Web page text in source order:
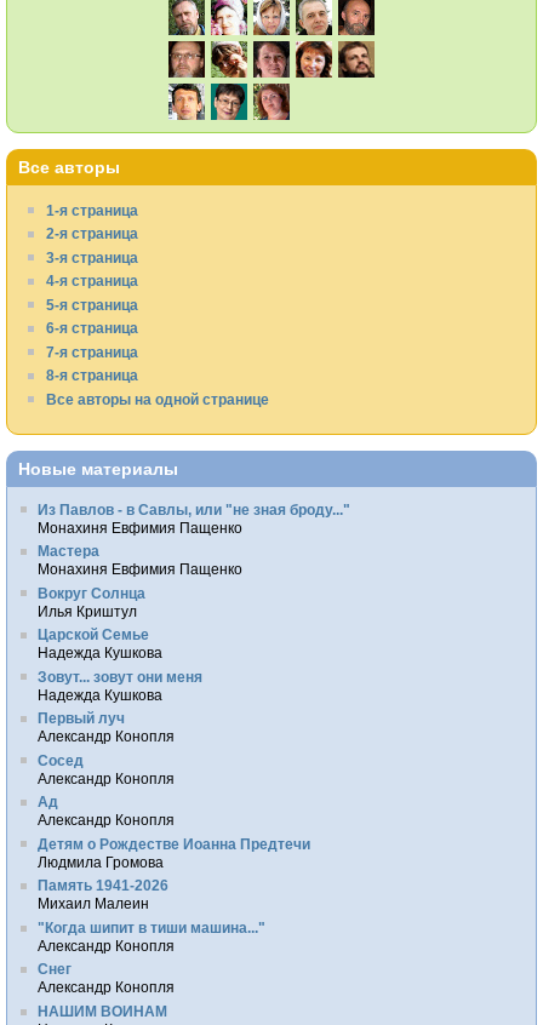
Все авторы
1-я страница
2-я страница
3-я страница
4-я страница
5-я страница
6-я страница
7-я страница
8-я страница
Все авторы на одной странице
Новые материалы
Из Павлов - в Савлы, или "не зная броду..."
Монахиня Евфимия Пащенко
Мастера
Монахиня Евфимия Пащенко
Вокруг Солнца
Илья Криштул
Царской Семье
Надежда Кушкова
Зовут... зовут они меня
Надежда Кушкова
Первый луч
Александр Конопля
Сосед
Александр Конопля
Ад
Александр Конопля
Детям о Рождестве Иоанна Предтечи
Людмила Громова
Память 1941-2026
Михаил Малеин
"Когда шипит в тиши машина..."
Александр Конопля
Снег
Александр Конопля
НАШИМ ВОИНАМ